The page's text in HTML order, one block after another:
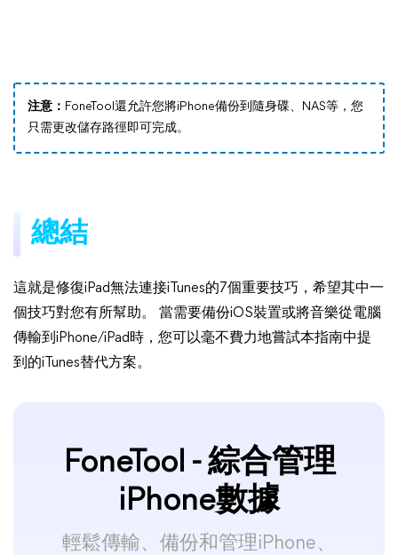
注意： FoneTool還允許您將iPhone備份到隨身碟、NAS等，您
只需更改儲存路徑即可完成。
總結
這就是修復iPad無法連接iTunes的7個重要技巧，希望其中一
個技巧對您有所幫助。 當需要備份iOS裝置或將音樂從電腦
傳輸到iPhone/iPad時，您可以毫不費力地嘗試本指南中提
到的iTunes替代方案。
FoneTool - 綜合管理
iPhone數據
輕鬆傳輸、備份和管理iPhone、